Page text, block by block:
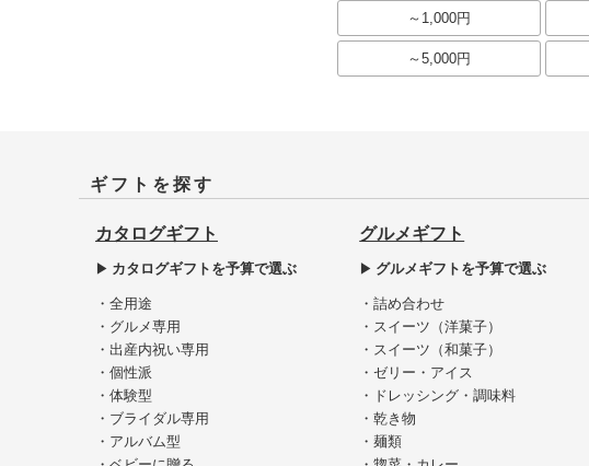
～1,000円
～5,000円
ギフトを探す
カタログギフト
カタログギフトを予算で選ぶ
・全用途
・グルメ専用
・出産内祝い専用
・個性派
・体験型
・ブライダル専用
・アルバム型
グルメギフト
グルメギフトを予算で選ぶ
・詰め合わせ
・スイーツ（洋菓子）
・スイーツ（和菓子）
・ゼリー・アイス
・ドレッシング・調味料
・乾き物
・麺類